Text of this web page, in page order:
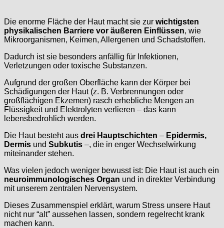
Die enorme Fläche der Haut macht sie zur wichtigsten
physikalischen Barriere vor äußeren Einflüssen, wie
Mikroorganismen, Keimen, Allergenen und Schadstoffen.
Dadurch ist sie besonders anfällig für Infektionen,
Verletzungen oder toxische Substanzen.
Aufgrund der großen Oberfläche kann der Körper bei
Schädigungen der Haut (z. B. Verbrennungen oder
großflächigen Ekzemen) rasch erhebliche Mengen an
Flüssigkeit und Elektrolyten verlieren – das kann
lebensbedrohlich werden.
Die Haut besteht aus drei Hauptschichten – Epidermis,
Dermis und Subkutis –, die in enger Wechselwirkung
miteinander stehen.
Was vielen jedoch weniger bewusst ist: Die Haut ist auch ein
neuroimmunologisches Organ und in direkter Verbindung
mit unserem zentralen Nervensystem.
Dieses Zusammenspiel erklärt, warum Stress unsere Haut
nicht nur “alt” aussehen lassen, sondern regelrecht krank
machen kann.